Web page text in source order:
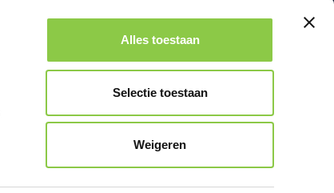
Alles toestaan
Selectie toestaan
Weigeren